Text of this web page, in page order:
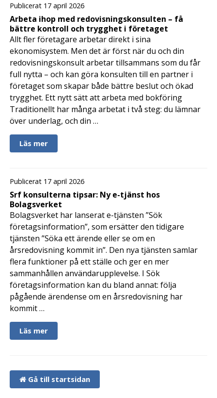
Publicerat 17 april 2026
Arbeta ihop med redovisningskonsulten – få
bättre kontroll och trygghet i företaget
Allt fler företagare arbetar direkt i sina
ekonomisystem. Men det är först när du och din
redovisningskonsult arbetar tillsammans som du får
full nytta – och kan göra konsulten till en partner i
företaget som skapar både bättre beslut och ökad
trygghet. Ett nytt sätt att arbeta med bokföring
Traditionellt har många arbetat i två steg: du lämnar
över underlag, och din …
Läs mer
Publicerat 17 april 2026
Srf konsulterna tipsar: Ny e-tjänst hos
Bolagsverket
Bolagsverket har lanserat e-tjänsten ”Sök
företagsinformation”, som ersätter den tidigare
tjänsten ”Söka ett ärende eller se om en
årsredovisning kommit in”. Den nya tjänsten samlar
flera funktioner på ett ställe och ger en mer
sammanhållen användarupplevelse. I Sök
företagsinformation kan du bland annat: följa
pågående ärendense om en årsredovisning har
kommit …
Läs mer
Gå till startsidan